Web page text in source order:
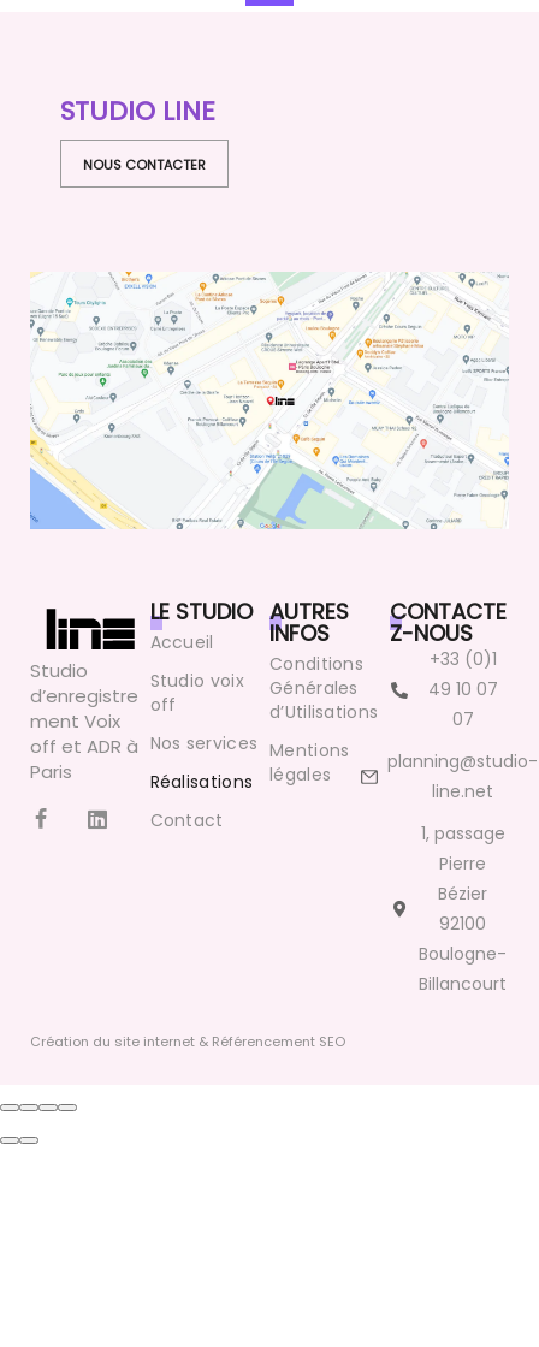
STUDIO LINE
NOUS CONTACTER
Studio
d’enregistre
ment Voix
off et ADR à
Paris
LE STUDIO
Accueil
Studio voix
off
Nos services
Réalisations
Contact
AUTRES
INFOS
Conditions
Générales
d’Utilisations
Mentions
légales
CONTACTE
Z-NOUS
+33 (0)1
49 10 07
07
planning@studio-
line.net
1, passage
Pierre
Bézier
92100
Boulogne-
Billancourt
Création du site internet & Référencement SEO